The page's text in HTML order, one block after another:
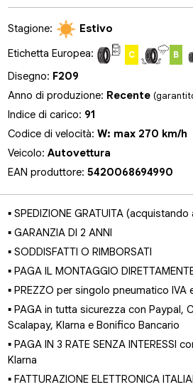
Stagione:
Estivo
Etichetta Europea:
C B
Disegno: F209
Anno di produzione: Recente
Indice di carico: 91
Codice di velocità:W: max 270 km/h
Veicolo:Autovettura
EAN produttore:5420068694990
▪ SPEDIZIONE GRATUITA
▪ GARANZIA DI 2 ANNI
▪ SODDISFATTI O RIMBORSATI
▪ PAGA IL MONTAGGIO
▪ PREZZO per singolo pneumatico IVA
▪ PAGA in tutta sicurezza con Paypal,
Scalapay, Klarna e Bonifico Bancario
▪ PAGA IN 3 RATE SENZA INTERESSI
Klarna
▪ FATTURAZIONE ELETTRONICA